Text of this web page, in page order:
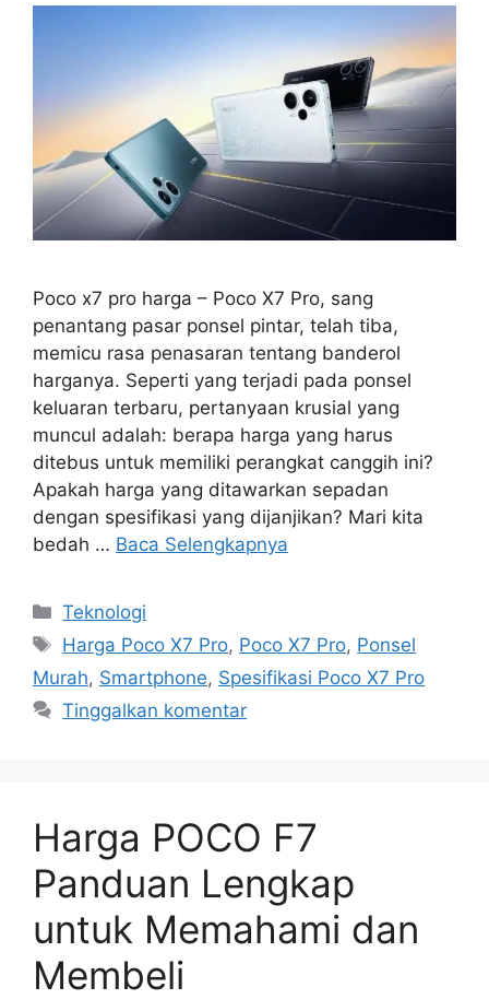
Poco x7 pro harga – Poco X7 Pro, sang
penantang pasar ponsel pintar, telah tiba,
memicu rasa penasaran tentang banderol
harganya. Seperti yang terjadi pada ponsel
keluaran terbaru, pertanyaan krusial yang
muncul adalah: berapa harga yang harus
ditebus untuk memiliki perangkat canggih ini?
Apakah harga yang ditawarkan sepadan
dengan spesifikasi yang dijanjikan? Mari kita
bedah … Baca Selengkapnya
Kategori
Teknologi
Tag
Harga Poco X7 Pro, Poco X7 Pro, Ponsel
Murah, Smartphone, Spesifikasi Poco X7 Pro
Tinggalkan komentar
Harga POCO F7
Panduan Lengkap
untuk Memahami dan
Membeli